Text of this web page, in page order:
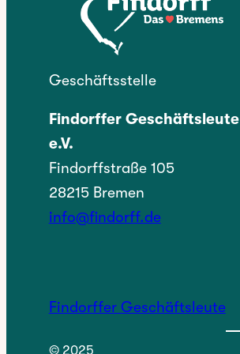
Geschäftsstelle
Findorffer Geschäftsleute
e.V.
Findorffstraße 105
28215 Bremen
info@findorff.de
Findorffer Geschäftsleute
© 2025